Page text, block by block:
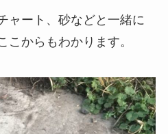
ャート、砂などと一緒に
こからもわかります。